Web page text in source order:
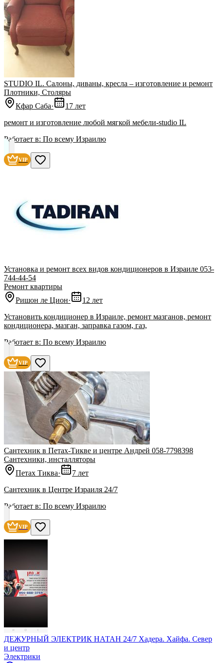
STUDIO IL. Салоны, диваны, кресла – изготовление и ремонт
Плотники, Столяры
Кфар Саба·
17 лет
ремонт и изготовление любой мягкой мебели-studio IL
Работает в: По всему Израилю
VIP
Установка и ремонт всех видов кондиционеров в Израиле 053-
744-44-54
Ремонт квартиры
Ришон ле Цион·
12 лет
Установить кондиционер в Израиле, ремонт мазганов, ремонт
кондиционера, мазган, заправка газом, газ,
Работает в: По всему Израилю
VIP
Сантехник в Петах-Тикве и центре Андрей 058-7798398
Сантехники, инсталляторы
Петах Тиква·
7 лет
Сантехник в Центре Израиля 24/7
Работает в: По всему Израилю
VIP
ДЕЖУРНЫЙ ЭЛЕКТРИК НАТАН 24/7 Хадера. Хайфа. Север
и центр
Электрики